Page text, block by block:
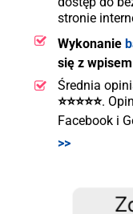
stronie
Wykonanie
się z
Średnia
⭐⭐⭐⭐⭐.
Facebook i
>>